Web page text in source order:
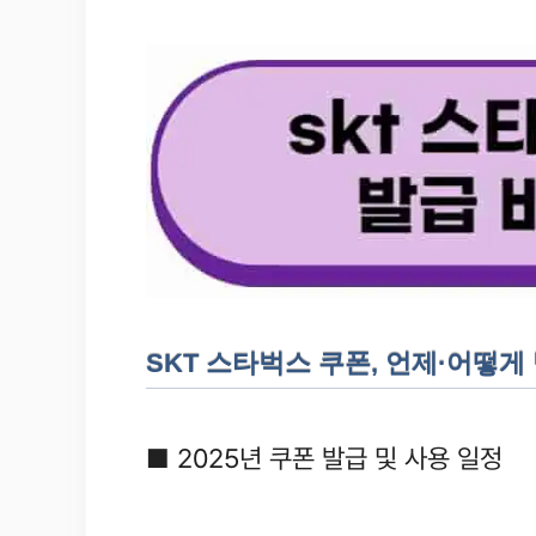
SKT 스타벅스 쿠폰, 언제·어떻게
■ 2025년 쿠폰 발급 및 사용 일정